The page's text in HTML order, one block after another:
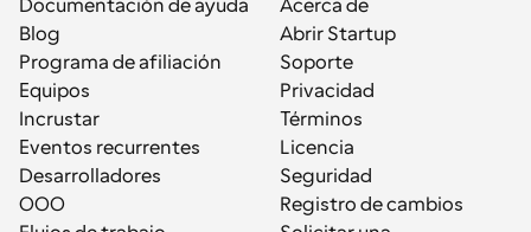
Documentación de ayuda
Blog
Programa de afiliación
Equipos
Incrustar
Eventos recurrentes
Desarrolladores
OOO
Acerca de
Abrir Startup
Soporte
Privacidad
Términos
Licencia
Seguridad
Registro de cambios